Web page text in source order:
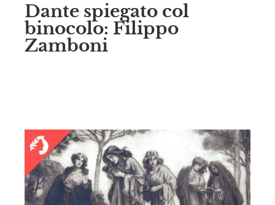
Dante spiegato col
binocolo: Filippo
Zamboni